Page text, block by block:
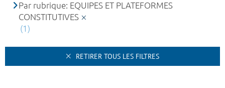
Par rubrique: EQUIPES ET PLATEFORMES
CONSTITUTIVES
(1)
RETIRER TOUS LES FILTRES